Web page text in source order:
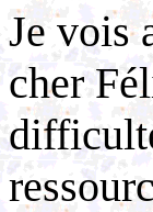
Je vois
cher